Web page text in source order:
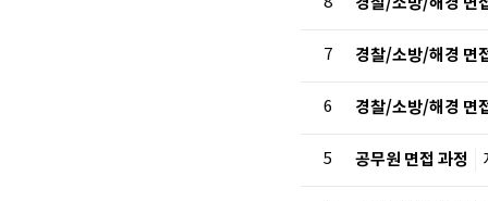
7 경찰/소방/해경 면
6 경찰/소방/해경 면
5 공무원 면접 과정